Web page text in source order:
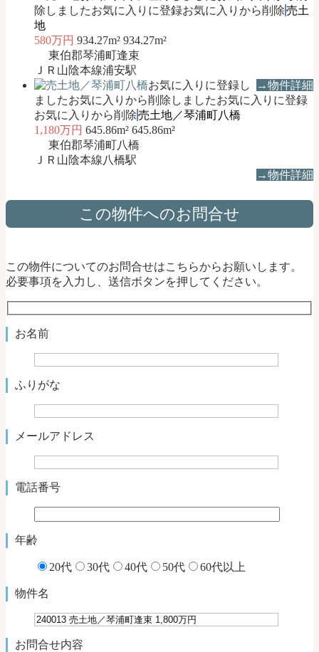
除しましたお気に入りに登録お気に入りから削除売土
地
580万円 934.27m² 934.27m²
東伯郡琴浦町逢束
ＪＲ山陰本線浦安駅
→物件詳細
お気に入りに登録し
ましたお気に入りから削除しましたお気に入りに登録
お気に入りから削除売土地／琴浦町八橋
1,180万円 645.86m² 645.86m²
東伯郡琴浦町八橋
ＪＲ山陰本線八橋駅
→物件詳細
この物件へのお問合せ
この物件についてのお問合せはこちらからお願いします。
必要事項を入力し、送信ボタンを押してください。
お名前
ふりがな
メールアドレス
電話番号
年齢
20代 30代 40代 50代 60代以上
物件名
お問合せ内容